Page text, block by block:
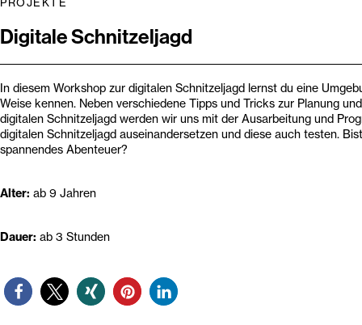
Digitale Schnitzeljagd
In diesem Workshop zur digitalen Schnitzeljagd lernst du eine
Weise kennen. Neben verschiedene Tipps und Tricks zur Planung
digitalen Schnitzeljagd werden wir uns mit der Ausarbeitung und
digitalen Schnitzeljagd auseinandersetzen und diese auch testen.
spannendes Abenteuer?
Alter: ab 9 Jahren
Dauer: ab 3 Stunden